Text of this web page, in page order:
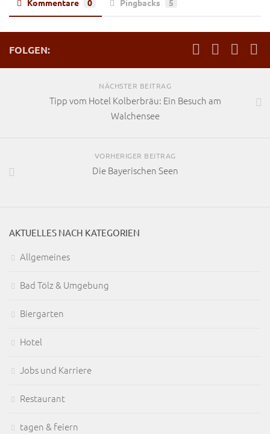
Kommentare 0 Pingbacks 5
FOLGEN:
NÄCHSTER BEITRAG
Tipp vom Hotel Kolberbräu: Ein Besuch am
Walchensee
VORHERIGER BEITRAG
Die Bayerischen Seen
AKTUELLES NACH KATEGORIEN
Allgemeines
Bad Tölz & Umgebung
Biergarten
Hotel
Jobs und Karriere
Restaurant
tagen & feiern